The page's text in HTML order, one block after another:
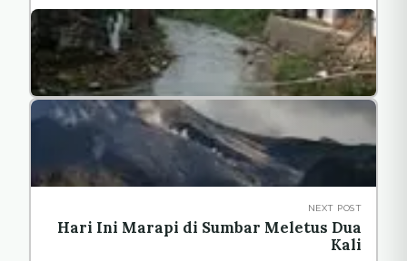
NEXT POST
Hari Ini Marapi di Sumbar Meletus Dua
Kali